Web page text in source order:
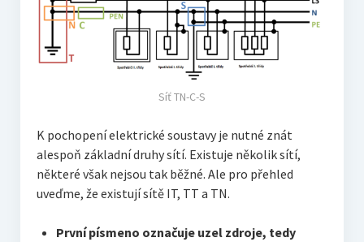
Síť TN-C-S
K pochopení elektrické soustavy je nutné znát
alespoň základní druhy sítí. Existuje několik sítí,
některé však nejsou tak běžné. Ale pro přehled
uveďme, že existují sítě IT, TT a TN.
První písmeno označuje uzel zdroje, tedy